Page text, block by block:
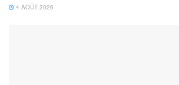
4 AOÛT 2026